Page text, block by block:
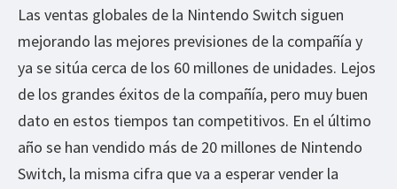
Las ventas globales de la Nintendo Switch siguen
mejorando las mejores previsiones de la compañía y
ya se sitúa cerca de los 60 millones de unidades. Lejos
de los grandes éxitos de la compañía, pero muy buen
dato en estos tiempos tan competitivos. En el último
año se han vendido más de 20 millones de Nintendo
Switch, la misma cifra que va a esperar vender la